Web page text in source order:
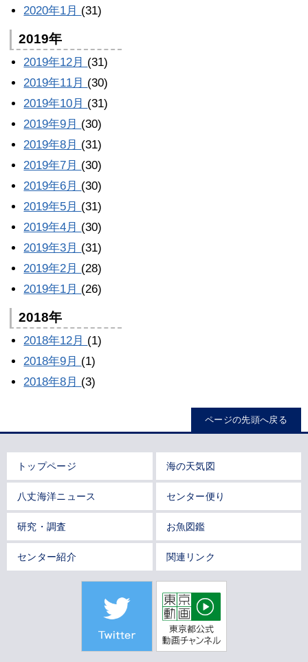
2020年1月 (31)
2019年
2019年12月 (31)
2019年11月 (30)
2019年10月 (31)
2019年9月 (30)
2019年8月 (31)
2019年7月 (30)
2019年6月 (30)
2019年5月 (31)
2019年4月 (30)
2019年3月 (31)
2019年2月 (28)
2019年1月 (26)
2018年
2018年12月 (1)
2018年9月 (1)
2018年8月 (3)
ページの先頭へ戻る
トップページ 海の天気図
八丈海洋ニュース センター便り
研究・調査 お魚図鑑
センター紹介 関連リンク